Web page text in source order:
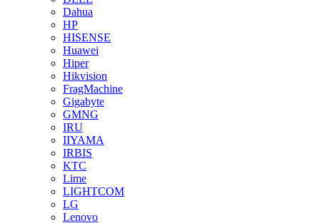
Dahua
HP
HISENSE
Huawei
Hiper
Hikvision
FragMachine
Gigabyte
GMNG
IRU
IIYAMA
IRBIS
KTC
Lime
LIGHTCOM
LG
Lenovo